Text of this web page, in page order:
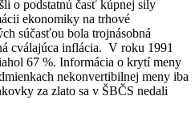
o podstatnú časť kúpnej sily
ekonomiky na trhové
súčasťou bola trojnásobná
cválajúca inflácia. V roku 1991
67 %. Informácia o krytí meny
nekonvertibilnej meny iba
za zlato sa v ŠBČS nedali